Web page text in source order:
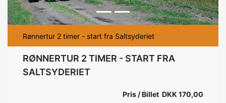
Rønnertur 2 timer - start fra Saltsyderiet
RØNNERTUR 2 TIMER - START FRA
SALTSYDERIET
Pris / Billet DKK 170,00